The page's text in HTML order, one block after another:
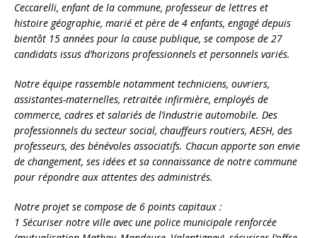
Ceccarelli, enfant de la commune, professeur de lettres et
histoire géographie, marié et père de 4 enfants, engagé depuis
bientôt 15 années pour la cause publique, se compose de 27
candidats issus d’horizons professionnels et personnels variés.
Notre équipe rassemble notamment techniciens, ouvriers,
assistantes-maternelles, retraitée infirmière, employés de
commerce, cadres et salariés de l’industrie automobile. Des
professionnels du secteur social, chauffeurs routiers, AESH, des
professeurs, des bénévoles associatifs. Chacun apporte son envie
de changement, ses idées et sa connaissance de notre commune
pour répondre aux attentes des administrés.
Notre projet se compose de 6 points capitaux :
1 Sécuriser notre ville avec une police municipale renforcée